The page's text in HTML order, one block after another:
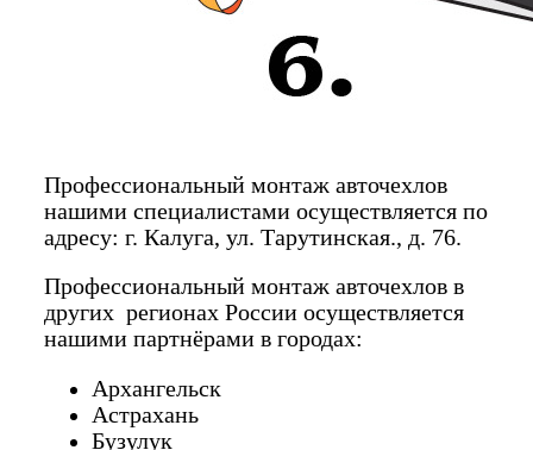
Профессиональный монтаж авточехлов
нашими специалистами осуществляется по
адресу: г. Калуга, ул. Тарутинская., д. 76.
Профессиональный монтаж авточехлов в
других регионах России осуществляется
нашими партнёрами в городах:
Архангельск
Астрахань
Бузулук